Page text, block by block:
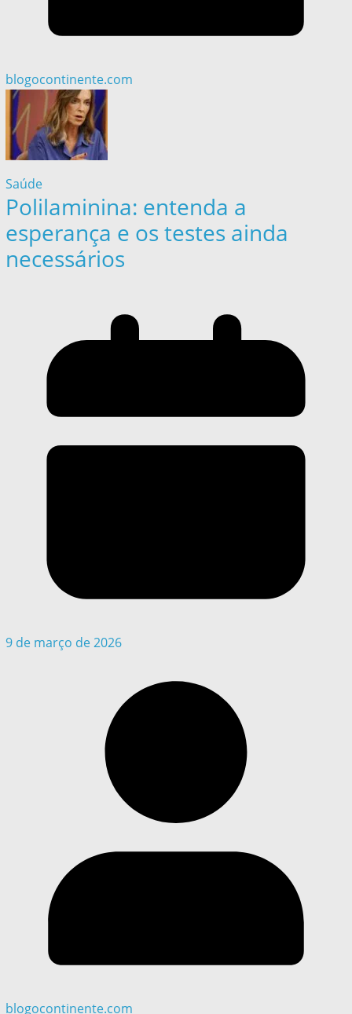
blogocontinente.com
Saúde
Polilaminina: entenda a
esperança e os testes ainda
necessários
9 de março de 2026
blogocontinente.com